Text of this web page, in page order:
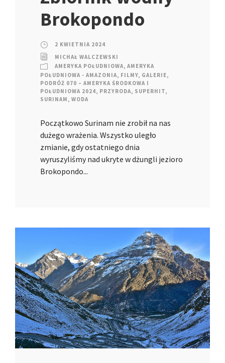
Brokopondo
2 KWIETNIA 2024
MICHAŁ WALCZEWSKI
AMERYKA POŁUDNIOWA, AMERYKA
POŁUDNIOWA - AMAZONIA, FILMY, GALERIE,
PODRÓŻ 070 – AMERYKA ŚRODKOWA I
POŁUDNIOWA 2024, PRZYRODA, SUPERHIT,
SURINAM , WODA
Początkowo Surinam nie zrobił na nas
dużego wrażenia. Wszystko uległo
zmianie, gdy ostatniego dnia
wyruszyliśmy nad ukryte w dżungli jezioro
Brokopondo...